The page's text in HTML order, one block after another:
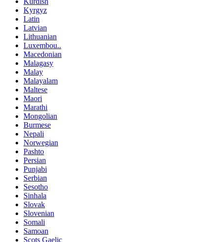
Kyrgyz
Latin
Latvian
Lithuanian
Luxembou..
Macedonian
Malagasy
Malay
Malayalam
Maltese
Maori
Marathi
Mongolian
Burmese
Nepali
Norwegian
Pashto
Persian
Punjabi
Serbian
Sesotho
Sinhala
Slovak
Slovenian
Somali
Samoan
Scots Gaelic